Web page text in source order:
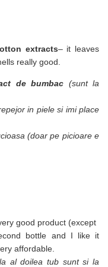
extracts– it leaves
really good.
de bumbac (sunt la
in piele si imi place
(doar pe picioare e
good product (except
bottle and I like it
affordable.
al doilea tub sunt si la